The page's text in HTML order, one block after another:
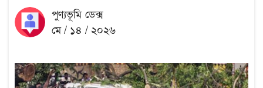
পুণ্যভূমি ডেক্স
মে / ১৪ / ২০২৬